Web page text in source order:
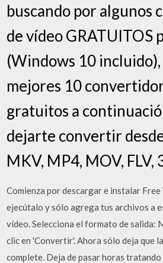
buscando por algunos
de vídeo GRATUITOS
(Windows 10
mejores 10
gratuitos a
dejarte convertir
MKV, MP4, MOV, FLV,
Comienza por descargar e instalar
ejecútalo y sólo agrega tus archivos a
vídeo. Selecciona el formato de salida:
clic en 'Convertir'. Ahora sólo deja que
complete. Deja de pasar horas